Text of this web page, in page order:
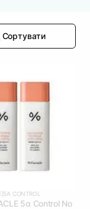
Сортувати
5Α CONTROL
5α Control No